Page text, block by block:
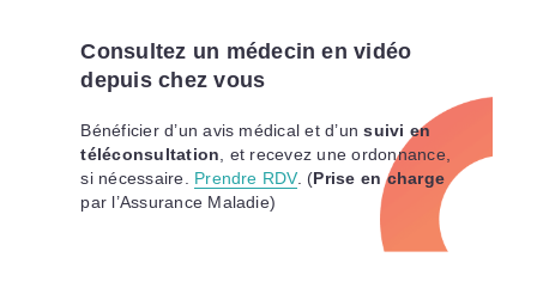
Consultez un médecin en vidéo
depuis chez vous
Bénéficier d’un avis médical et d’un suivi en
téléconsultation, et recevez une ordonnance,
si nécessaire. Prendre RDV. (Prise en charge
par l’Assurance Maladie)